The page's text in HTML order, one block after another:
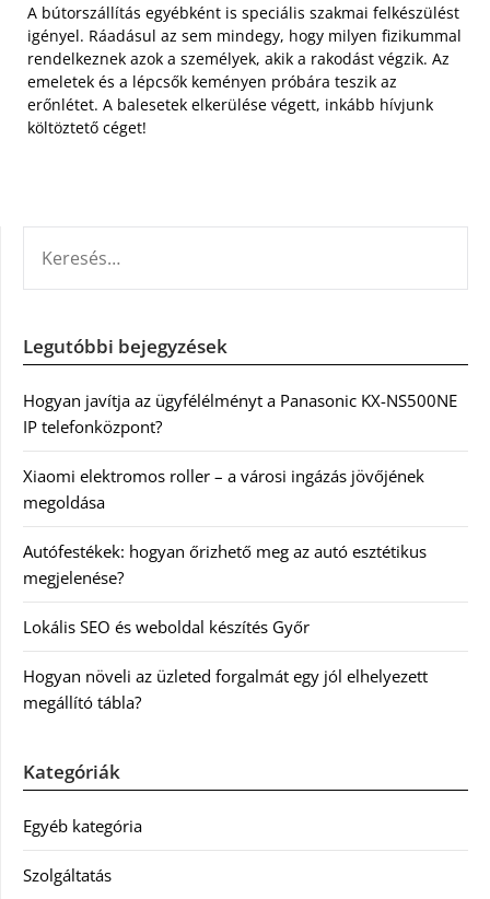
A bútorszállítás egyébként is speciális szakmai felkészülést
igényel. Ráadásul az sem mindegy, hogy milyen fizikummal
rendelkeznek azok a személyek, akik a rakodást végzik. Az
emeletek és a lépcsők keményen próbára teszik az
erőnlétet. A balesetek elkerülése végett, inkább hívjunk
költöztető céget­!
Legutóbbi bejegyzések
Hogyan javítja az ügyfélélményt a Panasonic KX-NS500NE
IP telefonközpont?
Xiaomi elektromos roller – a városi ingázás jövőjének
megoldása
Autófestékek: hogyan őrizhető meg az autó esztétikus
megjelenése?
Lokális SEO és weboldal készítés Győr
Hogyan növeli az üzleted forgalmát egy jól elhelyezett
megállító tábla?
Kategóriák
Egyéb kategória
Szolgáltatás